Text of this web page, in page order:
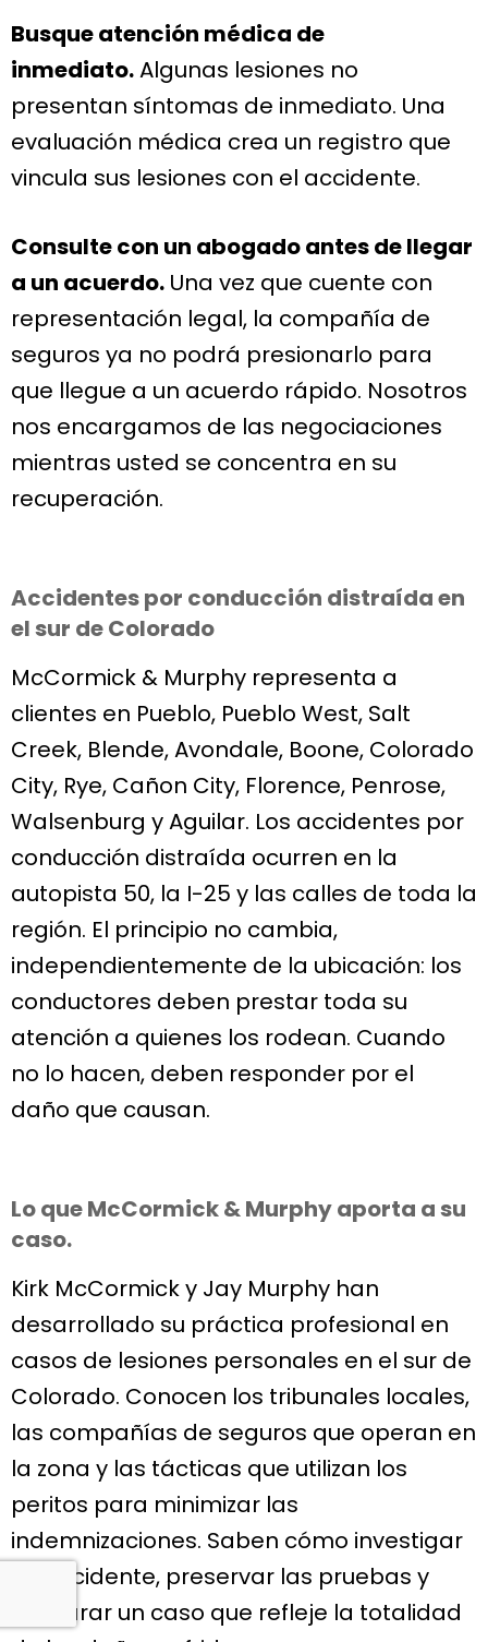
Busque atención médica de
inmediato.Algunas lesiones no
presentan síntomas de inmediato. Una
evaluación médica crea un registro que
vincula sus lesiones con el accidente.
Consulte con un abogado antes de llegar
a un acuerdo. Una vez que cuente con
representación legal, la compañía de
seguros ya no podrá presionarlo para
que llegue a un acuerdo rápido. Nosotros
nos encargamos de las negociaciones
mientras usted se concentra en su
recuperación.
Accidentes por conducción distraída en
el sur de Colorado
McCormick & Murphy representa a
clientes en Pueblo, Pueblo West, Salt
Creek, Blende, Avondale, Boone, Colorado
City, Rye, Cañon City, Florence, Penrose,
Walsenburg y Aguilar. Los accidentes por
conducción distraída ocurren en la
autopista 50, la I-25 y las calles de toda la
región. El principio no cambia,
independientemente de la ubicación: los
conductores deben prestar toda su
atención a quienes los rodean. Cuando
no lo hacen, deben responder por el
daño que causan.
Lo que McCormick & Murphy aporta a su
caso.
Kirk McCormick y Jay Murphy han
desarrollado su práctica profesional en
casos de lesiones personales en el sur de
Colorado. Conocen los tribunales locales,
las compañías de seguros que operan en
la zona y las tácticas que utilizan los
peritos para minimizar las
indemnizaciones. Saben cómo investigar
un accidente, preservar las pruebas y
preparar un caso que refleje la totalidad